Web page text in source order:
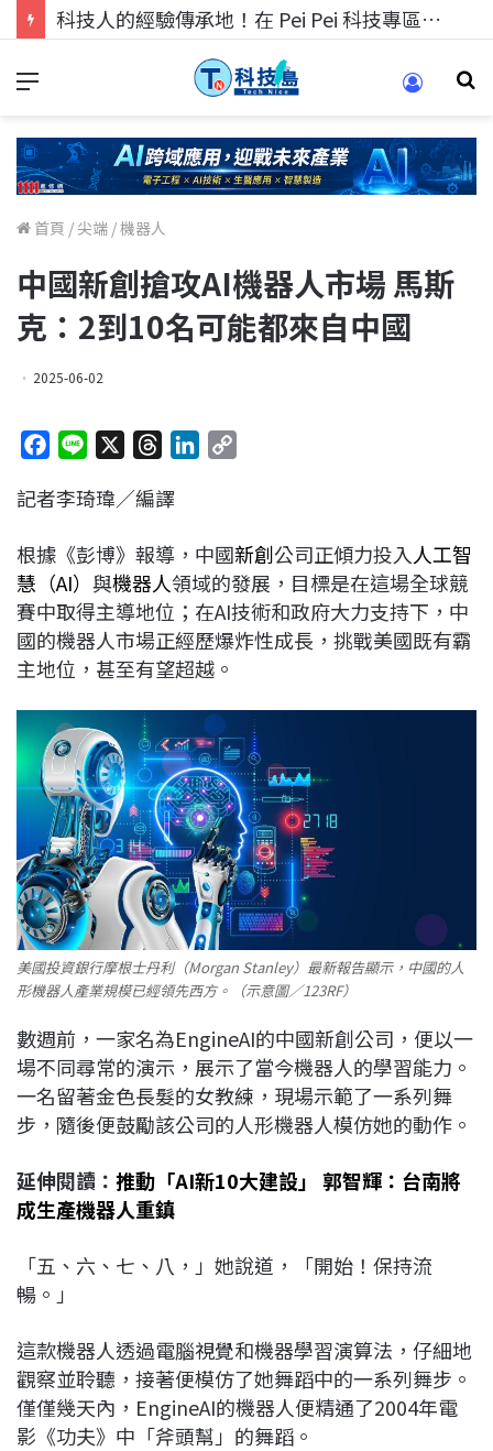
科技人的經驗傳承地！在 Pei Pei 科技專區，與學弟妹交流最硬核的技術
首頁 /尖端 /機器人
中國新創搶攻AI機器人市場 馬斯
克：2到10名可能都來自中國
2025-06-02
c
b
o
o
k
n
r
a
d
s
e
d
I
n
L
i
n
k
記者李琦瑋／編譯
根據《彭博》報導，中國新創公司正傾力投入 人工智
慧（AI） 與機器人領域的發展，目標是在這場全球競
賽中取得主導地位；在AI技術和政府大力支持下，中
國的機器人市場正經歷爆炸性成長，挑戰美國既有霸
主地位，甚至有望超越。
美國投資銀行摩根士丹利（Morgan Stanley）最新報告顯示，中國的人
形機器人產業規模已經領先西方。（示意圖／123RF）
數週前，一家名為EngineAI的中國新創公司，便以一
場不同尋常的演示，展示了當今機器人的學習能力。
一名留著金色長髮的女教練，現場示範了一系列舞
步，隨後便鼓勵該公司的人形機器人模仿她的動作。
延伸閱讀： 推動「AI新10大建設」 郭智輝：台南將
成生產機器人重鎮
「五、六、七、八，」她說道，「開始！保持流
暢。」
這款機器人透過電腦視覺和機器學習演算法，仔細地
觀察並聆聽，接著便模仿了她舞蹈中的一系列舞步。
僅僅幾天內，EngineAI的機器人便精通了2004年電
影《功夫》中「斧頭幫」的舞蹈。